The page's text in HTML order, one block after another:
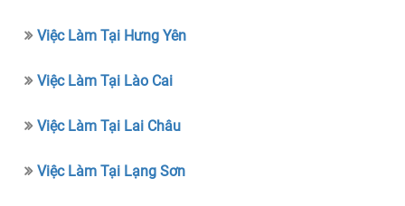
Việc Làm Tại Hưng Yên
Việc Làm Tại Lào Cai
Việc Làm Tại Lai Châu
Việc Làm Tại Lạng Sơn